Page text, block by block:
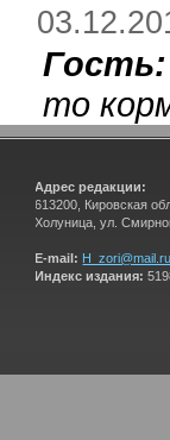
Гость:
то
Адрес редакции:
613200, Кировская
Холуница, ул.
E-mail: H_zori@mail.ru
Индекс издания: